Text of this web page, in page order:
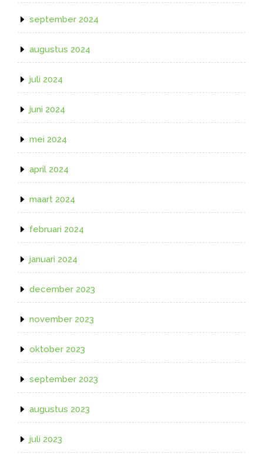
september 2024
augustus 2024
juli 2024
juni 2024
mei 2024
april 2024
maart 2024
februari 2024
januari 2024
december 2023
november 2023
oktober 2023
september 2023
augustus 2023
juli 2023